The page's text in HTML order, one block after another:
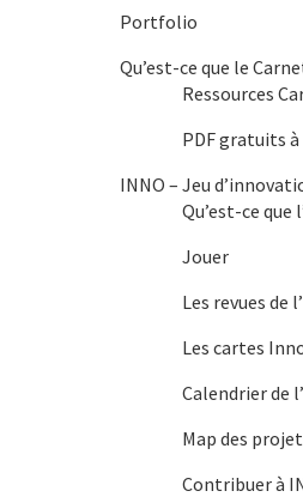
Portfolio
Qu’est-ce que le
Ressources
PDF gratuits
INNO – Jeu
Qu’est-ce
Jouer
Les revues de
Les cartes
Calendrier de
Map des
Contribuer à